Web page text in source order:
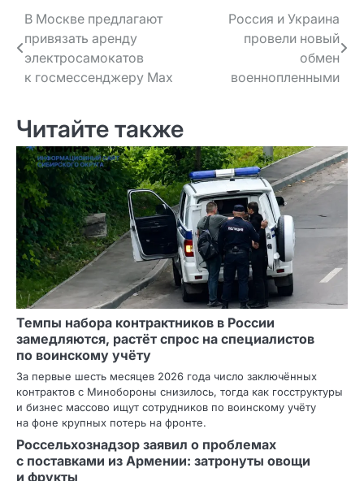
Навигация
по записям
В Москве предлагают
привязать аренду
электросамокатов
к госмессенджеру Max
Россия и Украина
провели новый
обмен
военнопленными
Читайте также
Темпы набора контрактников в России
замедляются, растёт спрос на специалистов
по воинскому учёту
За первые шесть месяцев 2026 года число заключённых
контрактов с Минобороны снизилось, тогда как госструктуры
и бизнес массово ищут сотрудников по воинскому учёту
на фоне крупных потерь на фронте.
Россельхознадзор заявил о проблемах
с поставками из Армении: затронуты овощи
и фрукты